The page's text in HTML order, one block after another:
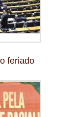
feriado